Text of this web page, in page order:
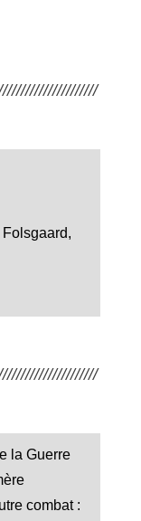
la Guerre
combat :